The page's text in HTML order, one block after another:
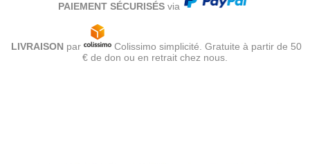
PAIEMENT SÉCURISÉS via
LIVRAISON par
Colissimo simplicité. Gratuite à partir de 50
€ de don ou en retrait chez nous.